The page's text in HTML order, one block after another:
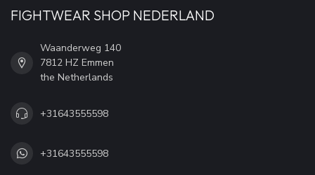
FIGHTWEAR SHOP NEDERLAND
Waanderweg 140
7812 HZ Emmen
the Netherlands
+31643555598
+31643555598